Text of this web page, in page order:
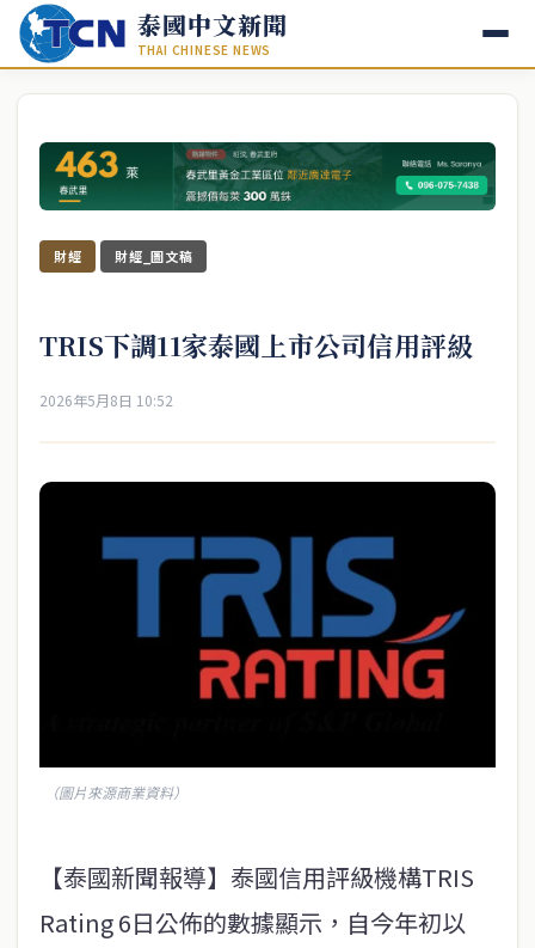
泰國中文新聞
THAI CHINESE NEWS
財經 財經_圖文稿
TRIS下調11家泰國上市公司信用評級
2026年5月8日 10:52
（圖片來源商業資料）
【泰國新聞報導】泰國信用評級機構TRIS
Rating 6日公佈的數據顯示，自今年初以